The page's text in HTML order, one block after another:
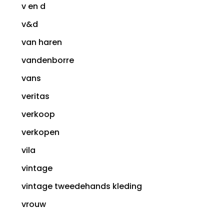
v en d
v&d
van haren
vandenborre
vans
veritas
verkoop
verkopen
vila
vintage
vintage tweedehands kleding
vrouw